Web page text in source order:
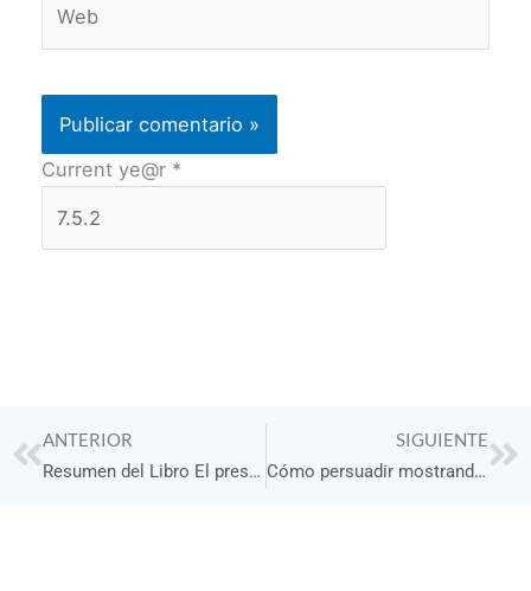
Current ye@r *
Prev
ANTERIOR
Resumen del Libro El presente de Spencer Jonhson
SIGUIENTE
Cómo persuadir mostrando un interés real en el otro